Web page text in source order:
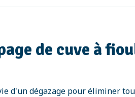
de cuve à
d'un dégazage pour éliminer